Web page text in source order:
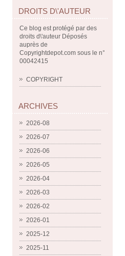
DROITS D\'AUTEUR
Ce blog est protégé par des
droits d\'auteur Déposés
auprès de
Copyrightdepot.com sous le n°
00042415
COPYRIGHT
ARCHIVES
2026-08
2026-07
2026-06
2026-05
2026-04
2026-03
2026-02
2026-01
2025-12
2025-11